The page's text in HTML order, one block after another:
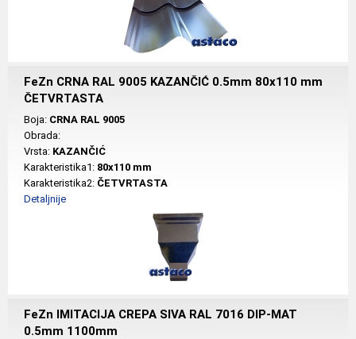
FeZn CRNA RAL 9005 KAZANČIĆ 0.5mm 80x110 mm
ČETVRTASTA
Boja: CRNA RAL 9005
Obrada:
Vrsta: KAZANČIĆ
Karakteristika1: 80x110 mm
Karakteristika2: ČETVRTASTA
Detaljnije
FeZn IMITACIJA CREPA SIVA RAL 7016 DIP-MAT
0.5mm 1100mm